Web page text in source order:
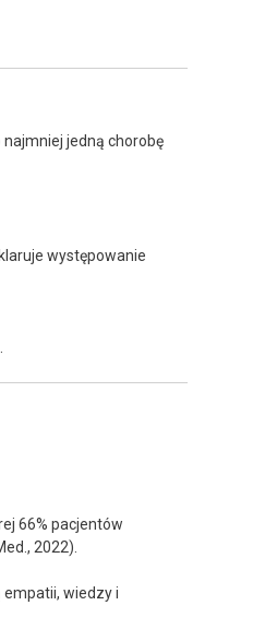
najmniej jedną chorobę
występowanie
66% pacjentów
2022).
wiedzy i